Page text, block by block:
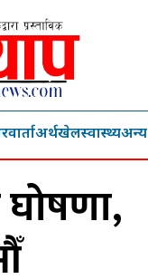
अर्थखेलस्वास्थ्यअन्य